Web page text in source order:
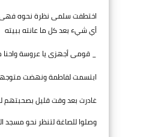
اختطفت سلمى نظرة نحوه فهى
أي شيء بعد كل ما عانته ببيته
_ قومى أجهزى يا عروسة
ابتسمت لفاطمة ونهضت متوجهة
غادرت بعد وقت قليل بصحبتهم
وصلوا للصاغة لتنظر نحو مسجد